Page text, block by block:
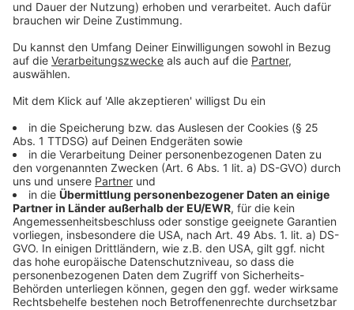
Die drei großen Weihnachtsmärkte im Kreis
Dinslaken, Xanten
Anzeige
Auch an diesem Wochenende haben die drei großen
Weihnachtsmärkte im Kreis noch geöffnet. In Xanten,
Dinslaken und Moers gibt es an diesem Wochenende
noch Glühwein und Bratwurst bei weihnachtlicher
Stimmung. Für Xanten und Moers ist der Sonntag der